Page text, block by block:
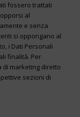
fossero trattati
al
e senza
si oppongano al
i Dati Personali
finalità. Per
di marketing diretto
sezioni di